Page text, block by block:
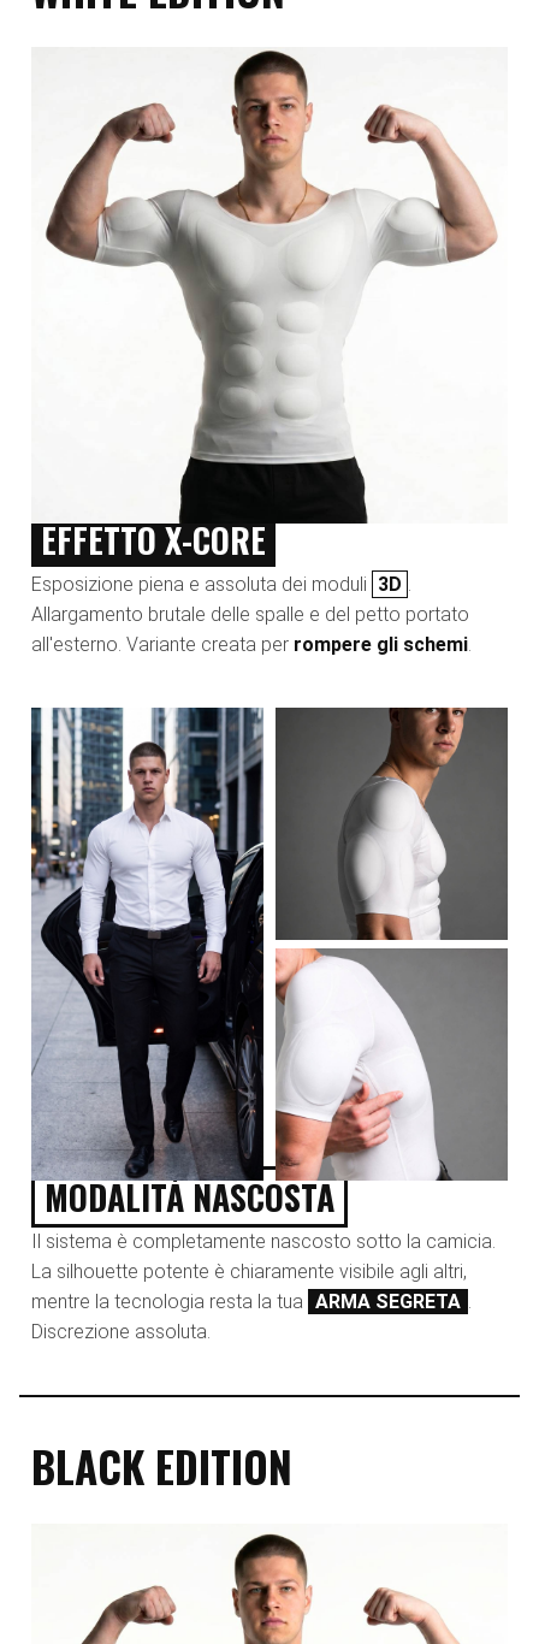
EFFETTO X-CORE
Esposizione piena e assoluta dei moduli 3D
Allargamento brutale delle spalle e del petto portato
all'esterno. Variante creata per rompere gli schemi
MODALITÀ NASCOSTA
Il sistema è completamente nascosto sotto la camicia.
La silhouette potente è chiaramente visibile agli altri,
mentre la tecnologia resta la tua ARMA SEGRETA
Discrezione assoluta.
BLACK EDITION